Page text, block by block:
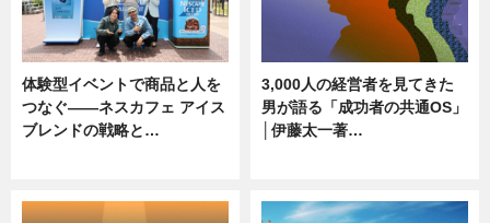
体験型イベントで商品と人を
つなぐ――ネスカフェ アイス
ブレンドの戦略と…
3,000人の経営者を見てきた
男が語る「成功者の共通OS」
│伊藤太一著…